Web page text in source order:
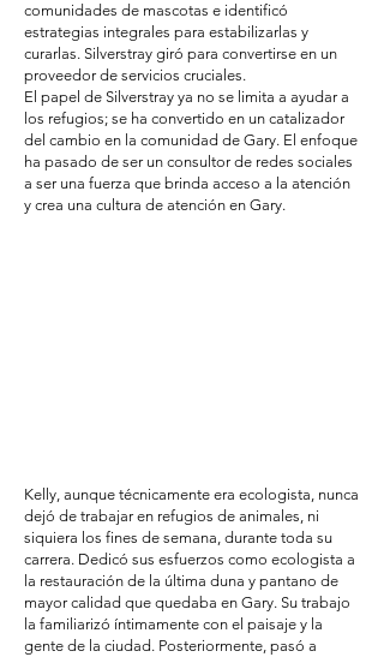
comunidades de mascotas e identificó
estrategias integrales para estabilizarlas y
curarlas. Silverstray giró para convertirse en un
proveedor de servicios cruciales.
El papel de Silverstray ya no se limita a ayudar a
los refugios; se ha convertido en un catalizador
del cambio en la comunidad de Gary. El enfoque
ha pasado de ser un consultor de redes sociales
a ser una fuerza que brinda acceso a la atención
y crea una cultura de atención en Gary.
Kelly, aunque técnicamente era ecologista, nunca
dejó de trabajar en refugios de animales, ni
siquiera los fines de semana, durante toda su
carrera. Dedicó sus esfuerzos como ecologista a
la restauración de la última duna y pantano de
mayor calidad que quedaba en Gary. Su trabajo
la familiarizó íntimamente con el paisaje y la
gente de la ciudad. Posteriormente, pasó a